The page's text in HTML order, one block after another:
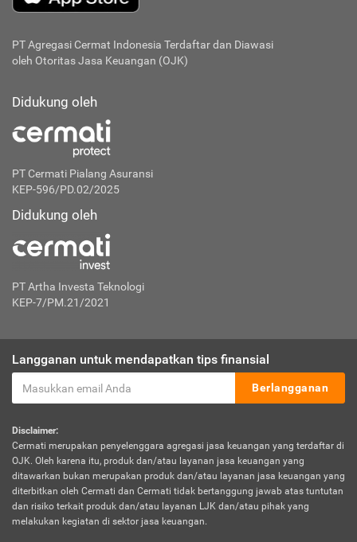
PT Agregasi Cermat Indonesia Terdaftar dan Diawasi
oleh Otoritas Jasa Keuangan (OJK)
Didukung oleh
PT Cermati Pialang Asuransi
KEP-596/PD.02/2025
Didukung oleh
PT Artha Investa Teknologi
KEP-7/PM.21/2021
Langganan untuk mendapatkan tips finansial
Berlangganan
Disclaimer:
Cermati merupakan penyelenggara agregasi jasa keuangan yang terdaftar di
OJK. Oleh karena itu, produk dan/atau layanan jasa keuangan yang
ditawarkan bukan merupakan produk dan/atau layanan jasa keuangan yang
diterbitkan oleh Cermati dan Cermati tidak bertanggung jawab atas tuntutan
dan risiko terkait produk dan/atau layanan LJK dan/atau pihak yang
melakukan kegiatan di sektor jasa keuangan.